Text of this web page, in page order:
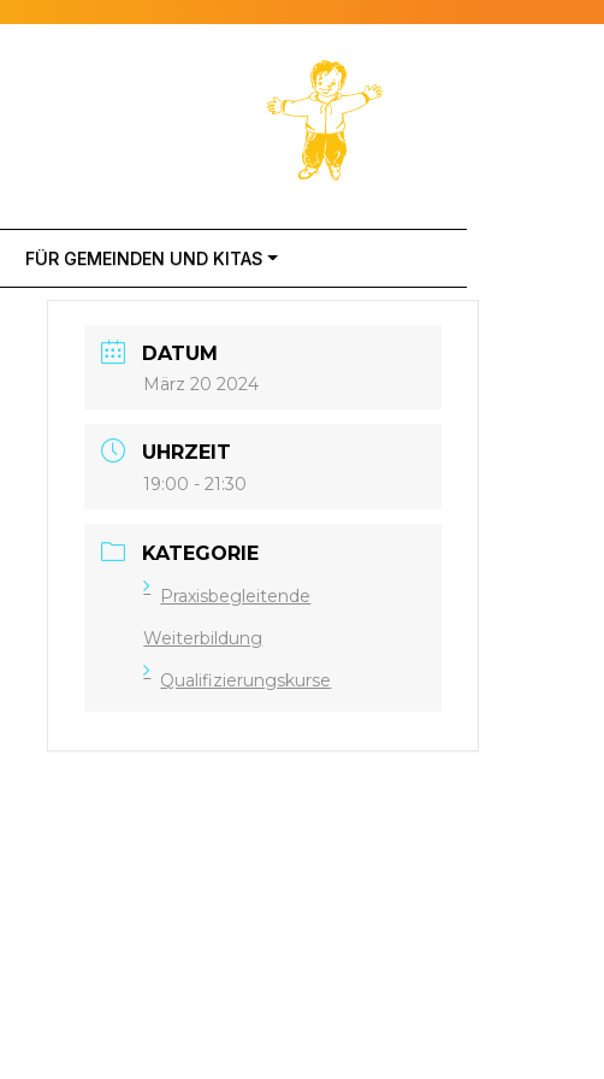
FÜR GEMEINDEN UND KITAS
DATUM
März 20 2024
UHRZEIT
19:00 - 21:30
KATEGORIE
Praxisbegleitende
Weiterbildung
Qualifizierungskurse